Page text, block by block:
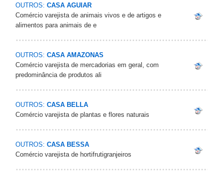
OUTROS: CASA AGUIAR
Comércio varejista de animais vivos e de artigos e
alimentos para animais de e
OUTROS: CASA AMAZONAS
Comércio varejista de mercadorias em geral, com
predominância de produtos ali
OUTROS: CASA BELLA
Comércio varejista de plantas e flores naturais
OUTROS: CASA BESSA
Comércio varejista de hortifrutigranjeiros